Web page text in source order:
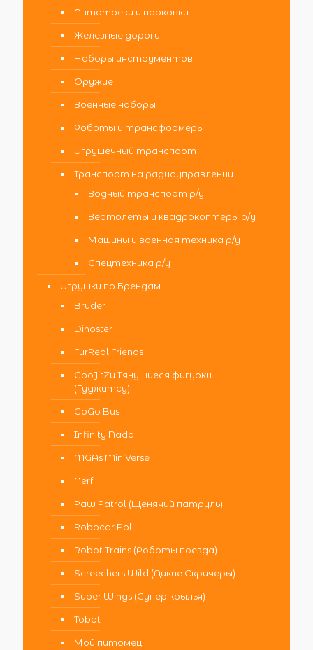
Автотреки и парковки
Железные дороги
Наборы инструментов
Оружие
Военные наборы
Роботы и трансформеры
Игрушечный транспорт
Транспорт на радиоуправлении
Водный транспорт р/у
Вертолеты и квадрокоптеры р/у
Машины и военная техника р/у
Спецтехника р/у
Игрушки по Брендам
Bruder
Dinoster
FurReal Friends
GooJitZu Тянущиеся фигурки
(Гуджитсу)
GoGo Bus
Infinity Nado
MGAs MiniVerse
Nerf
Paw Patrol (Щенячий патруль)
Robocar Poli
Robot Trains (Роботы поезда)
Screechers Wild (Дикие Скричеры)
Super Wings (Супер крылья)
Tobot
Мой питомец